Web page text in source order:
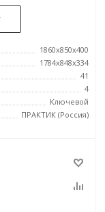
1860x850x400
1784x848x334
41
4
Ключевой
ПРАКТИК (Россия)